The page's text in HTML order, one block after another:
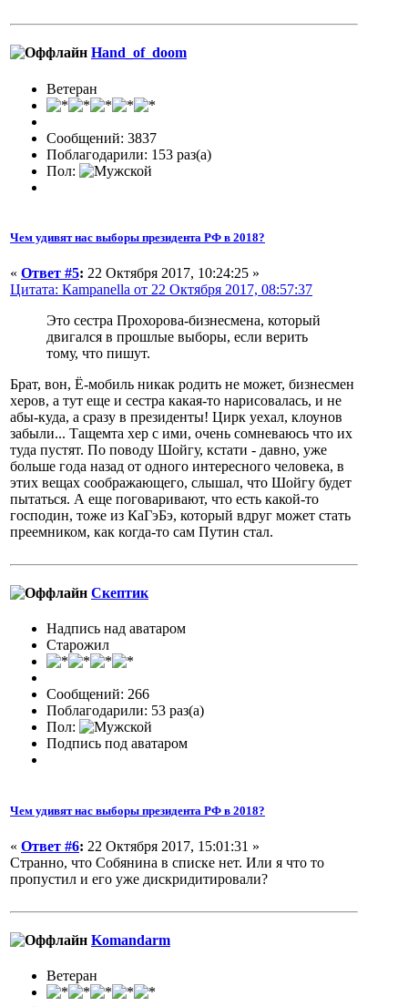
Hand_of_doom
Ветеран
Сообщений: 3837
Поблагодарили: 153 раз(а)
Пол:
Чем удивят нас выборы президента РФ в 2018?
« Ответ #5: 22 Октября 2017, 10:24:25 »
Цитата: Кampanella от 22 Октября 2017, 08:57:37
Это сестра Прохорова-бизнесмена, который
двигался в прошлые выборы, если верить
тому, что пишут.
Брат, вон, Ё-мобиль никак родить не может, бизнесмен
херов, а тут еще и сестра какая-то нарисовалась, и не
абы-куда, а сразу в президенты! Цирк уехал, клоунов
забыли... Тащемта хер с ими, очень сомневаюсь что их
туда пустят. По поводу Шойгу, кстати - давно, уже
больше года назад от одного интересного человека, в
этих вещах соображающего, слышал, что Шойгу будет
пытаться. А еще поговаривают, что есть какой-то
господин, тоже из КаГэБэ, который вдруг может стать
преемником, как когда-то сам Путин стал.
Скептик
Надпись над аватаром
Старожил
Сообщений: 266
Поблагодарили: 53 раз(а)
Пол:
Подпись под аватаром
Чем удивят нас выборы президента РФ в 2018?
« Ответ #6: 22 Октября 2017, 15:01:31 »
Странно, что Собянина в списке нет. Или я что то
пропустил и его уже дискридитировали?
Komandarm
Ветеран